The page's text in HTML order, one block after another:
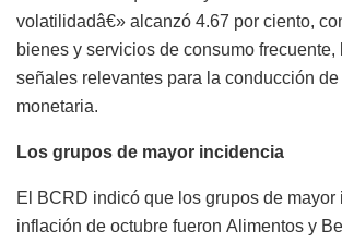
volatilidadâ€» alcanzó 4.67 por ciento,
bienes y servicios de consumo frecuente,
señales relevantes para la conducción
monetaria.
Los grupos de mayor incidencia
El BCRD indicó que los grupos de mayor
inflación de octubre fueron Alimentos y